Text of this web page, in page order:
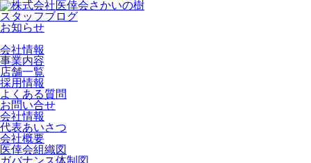
スタッフブログ
お知らせ
会社情報
事業内容
店舗一覧
採用情報
よくある質問
お問い合せ
会社情報
代表あいさつ
会社概要
医倖会組織図
ガバナンス体制図